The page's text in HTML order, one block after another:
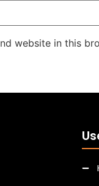
website in this